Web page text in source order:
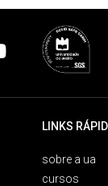
LINKS
sobre a ua
cursos